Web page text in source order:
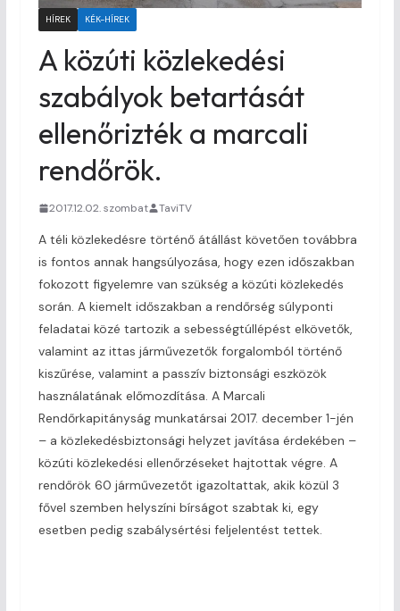
HÍREK KÉK-HÍREK
A közúti közlekedési
szabályok betartását
ellenőrizték a marcali
rendőrök.
2017.12.02. szombat TaviTV
A téli közlekedésre történő átállást követően továbbra
is fontos annak hangsúlyozása, hogy ezen időszakban
fokozott figyelemre van szükség a közúti közlekedés
során. A kiemelt időszakban a rendőrség súlyponti
feladatai közé tartozik a sebességtúllépést elkövetők,
valamint az ittas járművezetők forgalomból történő
kiszűrése, valamint a passzív biztonsági eszközök
használatának előmozdítása. A Marcali
Rendőrkapitányság munkatársai 2017. december 1-jén
– a közlekedésbiztonsági helyzet javítása érdekében –
közúti közlekedési ellenőrzéseket hajtottak végre. A
rendőrök 60 járművezetőt igazoltattak, akik közül 3
fővel szemben helyszíni bírságot szabtak ki, egy
esetben pedig szabálysértési feljelentést tettek.